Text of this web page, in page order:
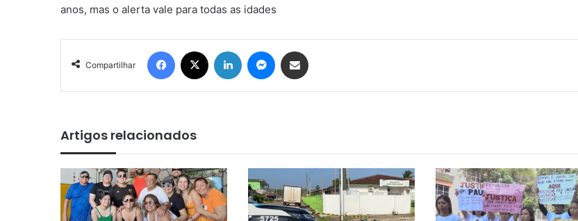
anos, mas o alerta vale para todas as idades
Compartilhar
Facebook Linkedin Messenger
Artigos relacionados